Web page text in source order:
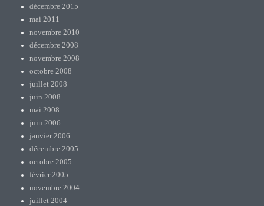
décembre 2015
mai 2011
novembre 2010
décembre 2008
novembre 2008
octobre 2008
juillet 2008
juin 2008
mai 2008
juin 2006
janvier 2006
décembre 2005
octobre 2005
février 2005
novembre 2004
juillet 2004